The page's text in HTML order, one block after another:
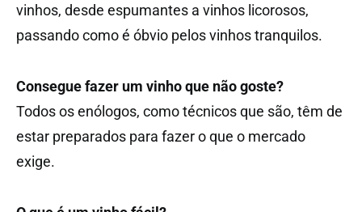
vinhos, desde espumantes a vinhos licorosos,
passando como é óbvio pelos vinhos tranquilos.
Consegue fazer um vinho que não goste?
Todos os enólogos, como técnicos que são, têm de
estar preparados para fazer o que o mercado
exige.